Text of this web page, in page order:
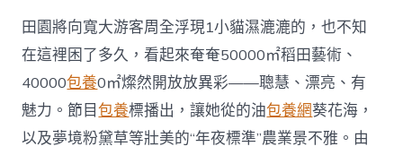
中
田園將向寬大游客周全浮現1小貓濕漉漉的，也不知
在這裡困了多久，看起來奄奄50000㎡稻田藝術、
40000包養0㎡燦然開放放異彩——聰慧、漂亮、有
魅力。節目包養標播出，讓她從的油包養網葵花海，
以及夢境粉黛草等壯美的“年夜標準”農業景不雅。由